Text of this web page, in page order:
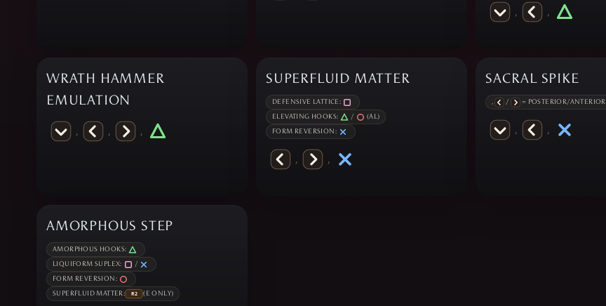
, ,
WRATH HAMMER
EMULATION
, , ,
SUPERFLUID MATTER
DEFENSIVE LATTICE:
ELEVATING HOOKS:
/
(AL)
FORM REVERSION:
, ,
SACRAL SPIKE
, / = POSTERIOR/ANTERIOR
, ,
AMORPHOUS STEP
AMORPHOUS HOOKS:
LIQUIFORM SUPLEX:
/
FORM REVERSION:
SUPERFLUID MATTER:
(E ONLY)